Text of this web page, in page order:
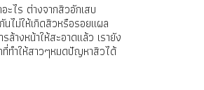
ะไร ต่างจากสิวอักเสบ
นไม่ให้เกิดสิวหรือรอยแผล
ล้างหน้าให้สะอาดแล้ว เรายัง
ทำให้สาวๆหมดปัญหาสิวได้